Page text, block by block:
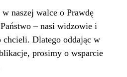
naszej walce o Prawdę
– nasi widzowie i
chcieli. Dlatego oddając w
prosimy o wsparcie